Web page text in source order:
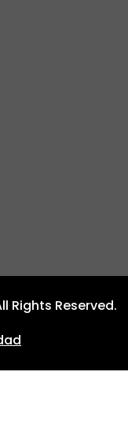
Rights Reserved.